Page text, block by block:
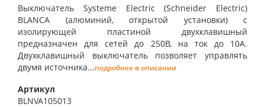
Выключатель Systeme Electric (Schneider Electric)
BLANCA (алюминий, открытой установки) с
изолирующей пластиной двухклавишный
предназначен для сетей до 250В, на ток до 10А.
Двухклавишный выключатель позволяет управлять
двумя источника...подробнее в описании
Артикул
BLNVA105013